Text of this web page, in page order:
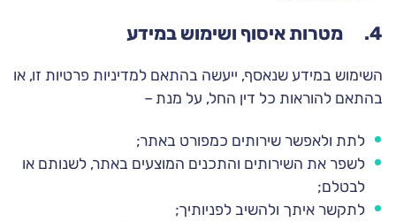
4. מטרות איסוף ושימוש במידע
השימוש במידע שנאסף, ייעשה בהתאם למדיניות פרטיות זו, או
בהתאם להוראות כל דין החל, על מנת –
לתת ולאפשר שירותים כמפורט באתר;
לשפר את השירותים והתכנים המוצעים באתר, לשנותם או
לבטלם;
לתקשר איתך ולהשיב לפניותיך;